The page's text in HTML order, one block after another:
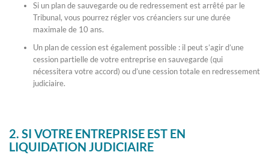
Si un plan de sauvegarde ou de redressement est arrêté par le
Tribunal, vous pourrez régler vos créanciers sur une durée
maximale de 10 ans.
Un plan de cession est également possible : il peut s’agir d’une
cession partielle de votre entreprise en sauvegarde (qui
nécessitera votre accord) ou d’une cession totale en redressement
judiciaire.
2. SI VOTRE ENTREPRISE EST EN
LIQUIDATION JUDICIAIRE